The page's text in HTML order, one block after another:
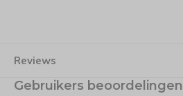
Reviews
Gebruikers beoordelingen